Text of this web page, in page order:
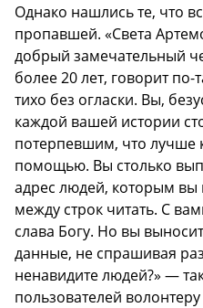
Однако нашлись те, что
пропавшей. «Света
добрый замечательный
более 20 лет, говорит по-
тихо без огласки. Вы,
каждой вашей истории
потерпевшим, что лучше
помощью. Вы столько
адрес людей, которым
между строк читать. С
слава Богу. Но вы
данные, не спрашивая
ненавидите людей?» —
пользователей